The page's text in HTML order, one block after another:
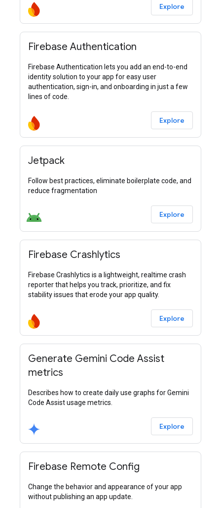
Explore
Firebase Authentication
Firebase Authentication lets you add an end-to-end
identity solution to your app for easy user
authentication, sign-in, and onboarding in just a few
lines of code.
Explore
Jetpack
Follow best practices, eliminate boilerplate code, and
reduce fragmentation
Explore
Firebase Crashlytics
Firebase Crashlytics is a lightweight, realtime crash
reporter that helps you track, prioritize, and fix
stability issues that erode your app quality.
Explore
Generate Gemini Code Assist
metrics
Describes how to create daily use graphs for Gemini
Code Assist usage metrics.
Explore
Firebase Remote Config
Change the behavior and appearance of your app
without publishing an app update.